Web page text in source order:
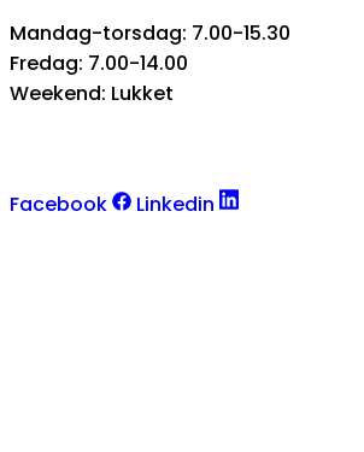
Mandag-torsdag: 7.00-15.30
Fredag: 7.00-14.00
Weekend: Lukket
Facebook Linkedin